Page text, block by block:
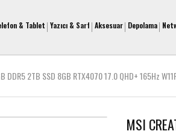
& Tablet Yazıcı & Sarf Aksesuar Depolama
DDR5 2TB SSD 8GB RTX4070 17.0 QHD+ 165Hz
MSI